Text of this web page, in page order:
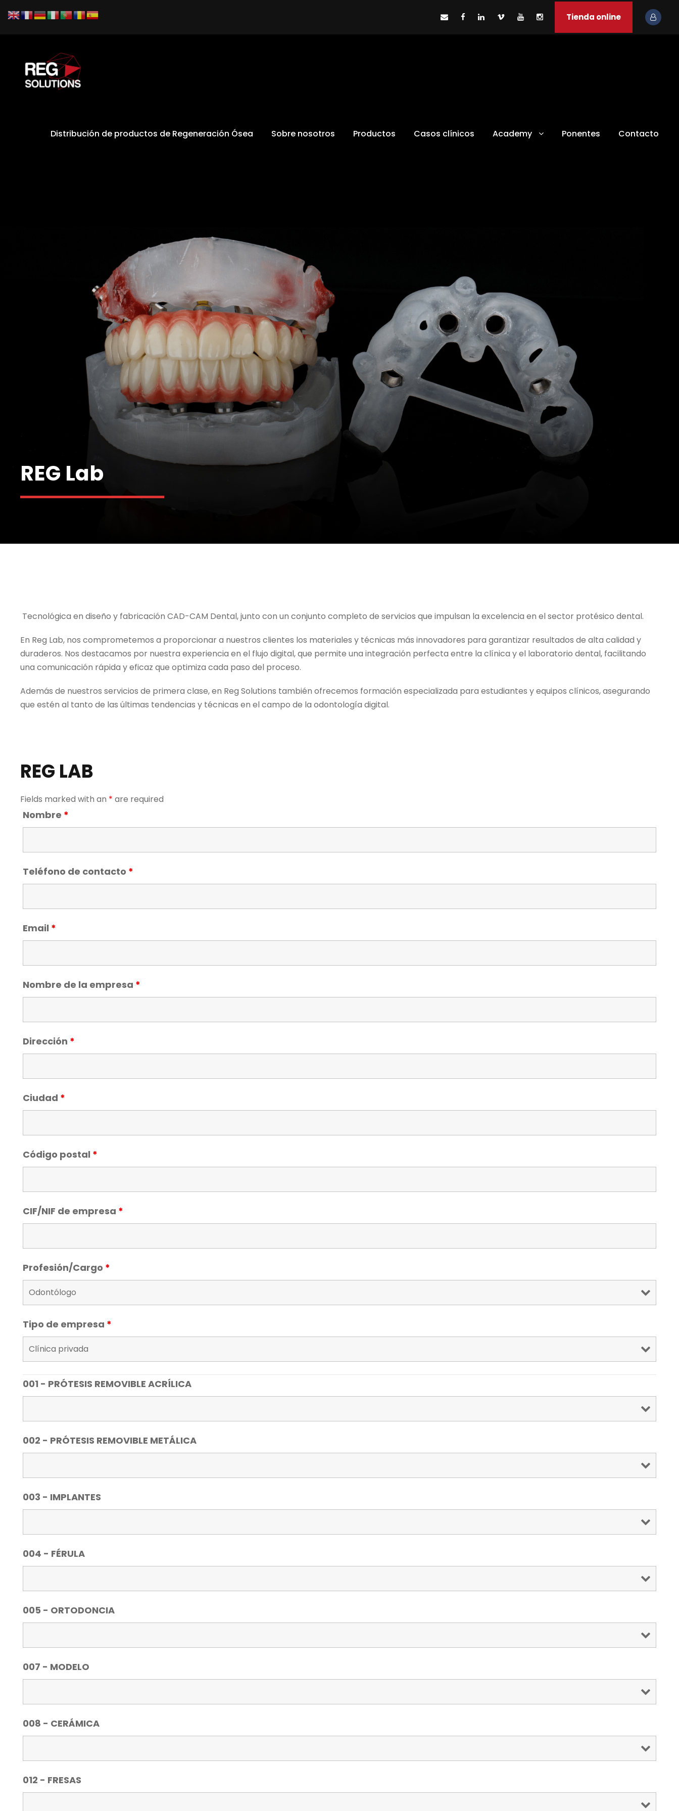
Tienda online
Distribución de productos de Regeneración Ósea Sobre nosotros Productos Casos clínicos Academy Ponentes Contacto
REG Lab
Tecnológica en diseño y fabricación CAD-CAM Dental, junto con un conjunto completo de servicios que impulsan la excelencia en el sector protésico dental.
En Reg Lab, nos comprometemos a proporcionar a nuestros clientes los materiales y técnicas más innovadores para garantizar resultados de alta calidad y
duraderos. Nos destacamos por nuestra experiencia en el flujo digital, que permite una integración perfecta entre la clínica y el laboratorio dental, facilitando
una comunicación rápida y eficaz que optimiza cada paso del proceso.
Además de nuestros servicios de primera clase, en Reg Solutions también ofrecemos formación especializada para estudiantes y equipos clínicos, asegurando
que estén al tanto de las últimas tendencias y técnicas en el campo de la odontología digital.
REG LAB
Fields marked with an * are required
Nombre *
Teléfono de contacto *
Email *
Nombre de la empresa *
Dirección *
Ciudad *
Código postal *
CIF/NIF de empresa *
Profesión/Cargo *
Tipo de empresa *
001 - PRÓTESIS REMOVIBLE ACRÍLICA
002 - PRÓTESIS REMOVIBLE METÁLICA
003 - IMPLANTES
004 - FÉRULA
005 - ORTODONCIA
007 - MODELO
008 - CERÁMICA
012 - FRESAS